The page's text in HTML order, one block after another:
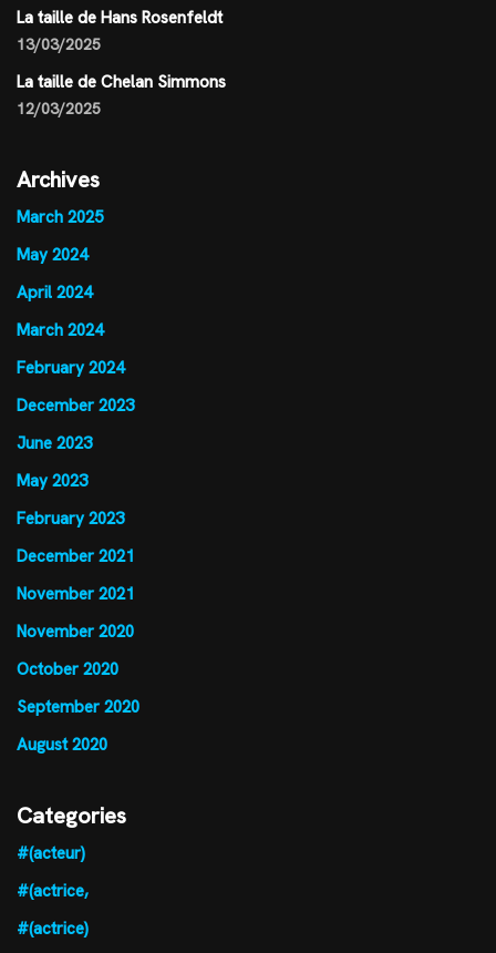
La taille de Hans Rosenfeldt
13/03/2025
La taille de Chelan Simmons
12/03/2025
Archives
March 2025
May 2024
April 2024
March 2024
February 2024
December 2023
June 2023
May 2023
February 2023
December 2021
November 2021
November 2020
October 2020
September 2020
August 2020
Categories
#(acteur)
#(actrice,
#(actrice)